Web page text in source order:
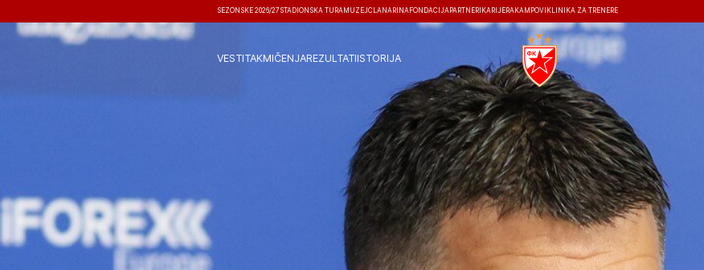
SEZONSKE 2026/27 STADIONSKA TURA MUZEJČLANARINA FONDACIJA PARTNERI KARIJERA KAMPOVI KLINIKA ZA TRENERE
VESTITAKMIČENJAREZULTATIISTORIJA